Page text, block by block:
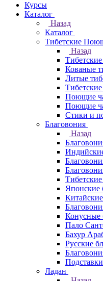
Курсы
Каталог
Назад
Каталог
Тибетские
Назад
Кованые
Литые
Поющие
Поющие
Стики и
Благовония
Назад
Японские
Конусные
Пало
Бахур
Русские
Ладан